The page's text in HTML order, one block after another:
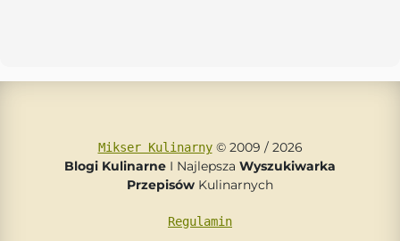
Mikser Kulinarny© 2009 / 2026
Blogi Kulinarne I Najlepsza Wyszukiwarka
Przepisów Kulinarnych
Regulamin